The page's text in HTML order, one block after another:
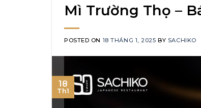
Mì Trường Thọ –
POSTED ON 18 THÁNG 1, 2025 BY SACHIKO
18
Th1